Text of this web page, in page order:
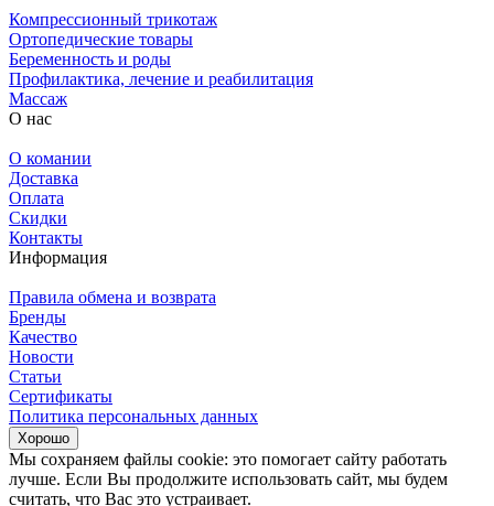
Компрессионный трикотаж
Ортопедические товары
Беременность и роды
Профилактика, лечение и реабилитация
Массаж
О нас
О комании
Доставка
Оплата
Скидки
Контакты
Информация
Правила обмена и возврата
Бренды
Качество
Новости
Статьи
Сертификаты
Политика персональных данных
Хорошо
Мы сохраняем файлы cookie: это помогает сайту работать
лучше. Если Вы продолжите использовать сайт, мы будем
считать, что Вас это устраивает.